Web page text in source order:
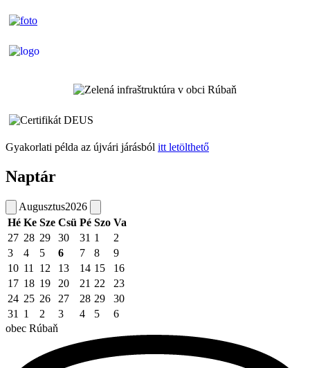
Gyakorlati példa az újvári járásból itt letölthető
Naptár
Augusztus2026
Hé Ke Sze Csü Pé Szo Va
27 28 29 30 31 1
2
3
4 5 6 7 8
9
10 11 12 13 14 15
16
17 18 19 20 21 22
23
24 25 26 27 28 29
30
31
1 2 3 4 5
6
obec Rúbaň